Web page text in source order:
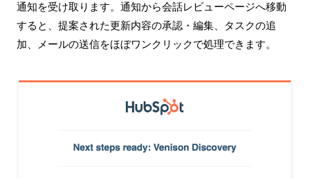
通知を受け取ります。通知から会話レビューページへ移動
すると、提案された更新内容の承認・編集、タスクの追
加、メールの送信をほぼワンクリックで処理できます。